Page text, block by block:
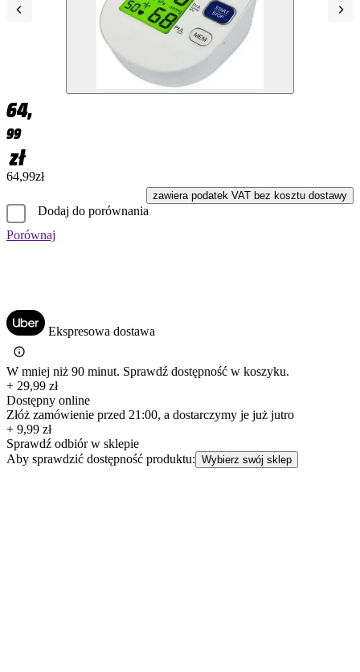
64,
99
zł
64,99zł
zawiera podatek VAT bez kosztu dostawy
Dodaj do porównania
Porównaj
Ekspresowa dostawa
W mniej niż 90 minut. Sprawdź dostępność w koszyku.
+ 29,99 zł
Dostępny online
Złóż zamówienie przed 21:00, a dostarczymy je już jutro
+ 9,99 zł
Sprawdź odbiór w sklepie
Aby sprawdzić dostępność produktu: Wybierz swój sklep